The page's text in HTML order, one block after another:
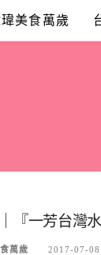
美食萬歲
『一芳台灣
萬歲 2017-07-08